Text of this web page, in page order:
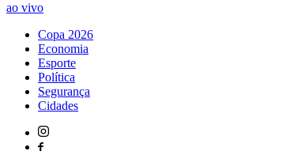
ao vivo
Copa 2026
Economia
Esporte
Política
Segurança
Cidades